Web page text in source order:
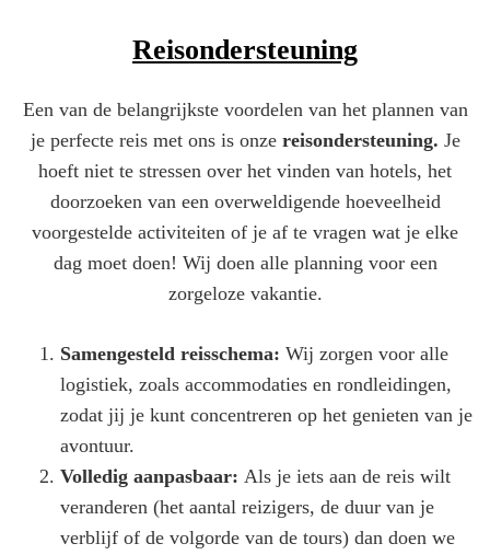
Reisondersteuning
Een van de belangrijkste voordelen van het plannen van
je perfecte reis met ons is onze reisondersteuning. Je
hoeft niet te stressen over het vinden van hotels, het
doorzoeken van een overweldigende hoeveelheid
voorgestelde activiteiten of je af te vragen wat je elke
dag moet doen! Wij doen alle planning voor een
zorgeloze vakantie.
Samengesteld reisschema: Wij zorgen voor alle
logistiek, zoals accommodaties en rondleidingen,
zodat jij je kunt concentreren op het genieten van je
avontuur.
Volledig aanpasbaar: Als je iets aan de reis wilt
veranderen (het aantal reizigers, de duur van je
verblijf of de volgorde van de tours) dan doen we